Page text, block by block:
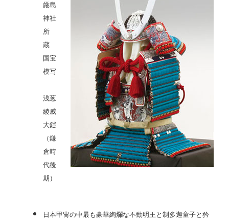
厳島
神社
所
蔵
国宝
模写
浅葱
綾威
大鎧
（鎌
倉時
代後
期）
日本甲冑の中最も豪華絢爛な不動明王と制多迦童子と矜